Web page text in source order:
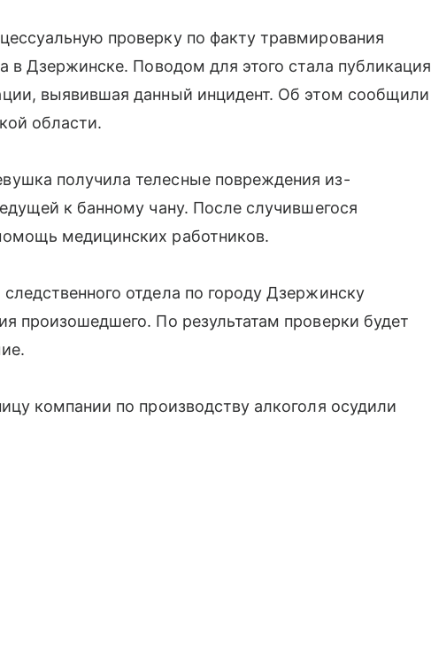
проверку по факту травмирования
в Дзержинске. Поводом для этого стала публикация
выявившая данный инцидент. Об этом сообщили
области.
получила телесные повреждения из-
к банному чану. После случившегося
медицинских работников.
отдела по городу Дзержинску
произошедшего. По результатам проверки будет
компании по производству алкоголя осудили